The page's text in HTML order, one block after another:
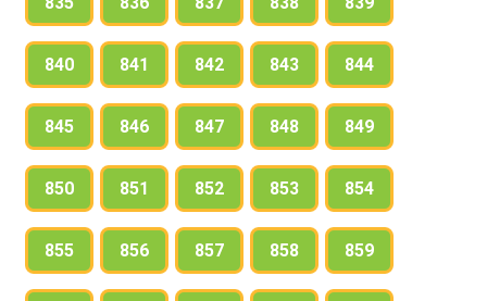
840 841 842 843 844
845 846 847 848 849
850 851 852 853 854
855 856 857 858 859